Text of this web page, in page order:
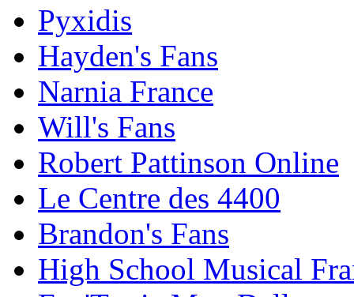
Pyxidis
Hayden's Fans
Narnia France
Will's Fans
Robert Pattinson Online
Le Centre des 4400
Brandon's Fans
High School Musical